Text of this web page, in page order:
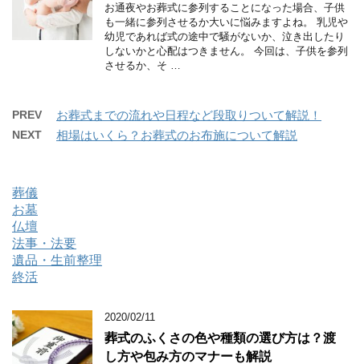
お通夜やお葬式に参列することになった場合、子供
も一緒に参列させるか大いに悩みますよね。 乳児や
幼児であれば式の途中で騒がないか、泣き出したり
しないかと心配はつきません。 今回は、子供を参列
させるか、そ …
PREV お葬式までの流れや日程など段取りついて解説！
NEXT 相場はいくら？お葬式のお布施について解説
葬儀
お墓
仏壇
法事・法要
遺品・生前整理
終活
2020/02/11
葬式のふくさの色や種類の選び方は？渡
し方や包み方のマナーも解説